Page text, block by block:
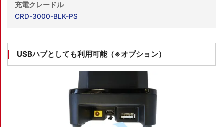
充電クレードル
CRD-3000-BLK-PS
USBハブとしても利用可能（※オプション）